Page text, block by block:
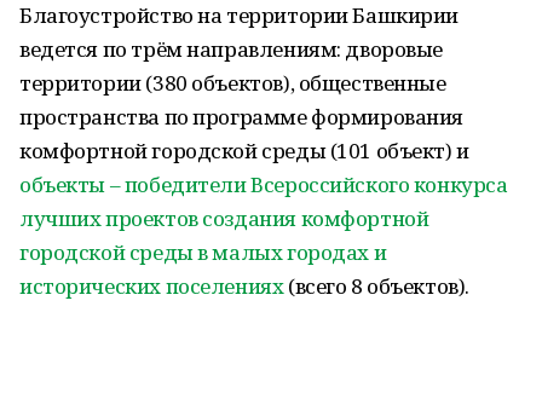
Благоустройство на территории Башкирии
ведется по трём направлениям: дворовые
территории (380 объектов), общественные
пространства по программе формирования
комфортной городской среды (101 объект) и
объекты – победители Всероссийского конкурса
лучших проектов создания комфортной
городской среды в малых городах и
исторических поселениях(всего 8 объектов).